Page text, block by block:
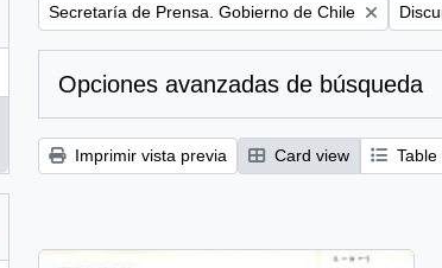
Remove filter:
Secretaría de Prensa. Gobierno de Chile
Opciones avanzadas de búsqueda
Imprimir vista previa Card view Table